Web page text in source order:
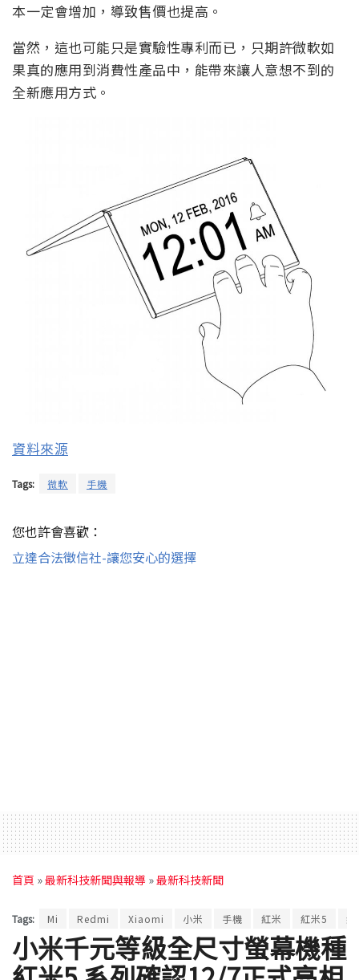
本一定會增加，導致售價也提高。
當然，這也可能只是實驗性專利而已，只期許微軟如
果真的應用到消費性產品中，能帶來讓人意想不到的
全新應用方式。
資料來源
Tags: 微軟 手機
您也許會喜歡：
立達合法徵信社-讓您安心的選擇
首頁 »最新科技新聞與報導 »最新科技新聞
Tags: Mi Redmi Xiaomi 小米 手機 紅米 紅米5
小米千元等級全尺寸螢幕機種